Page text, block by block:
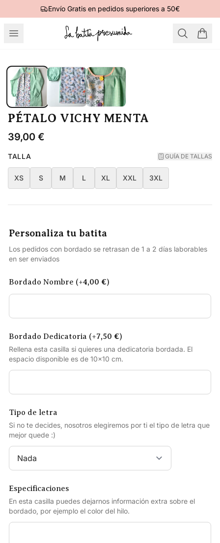
Envío Gratis en pedidos superiores a 50€
PÉTALO VICHY MENTA
39,00 €
TALLA GUÍA DE TALLAS
XS S M L XL XXL 3XL
Personaliza tu batita
Los pedidos con bordado se retrasan de 1 a 2 días laborables
en ser enviados
Bordado Nombre (+4,00 €)
Bordado Dedicatoria (+7,50 €)
Rellena esta casilla si quieres una dedicatoria bordada. El
espacio disponible es de 10×10 cm.
Tipo de letra
Si no te decides, nosotros elegiremos por ti el tipo de letra que
mejor quede :)
Especificaciones
En esta casilla puedes dejarnos información extra sobre el
bordado, por ejemplo el color del hilo.